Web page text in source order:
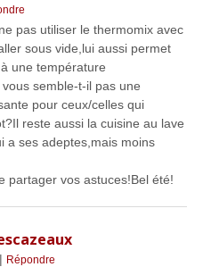
pas utiliser le thermomix avec
sous vide,lui aussi permet
une température
semble-t-il pas une
pour ceux/celles qui
reste aussi la cuisine au lave
a ses adeptes,mais moins
partager vos astuces!Bel été!
| Répondre